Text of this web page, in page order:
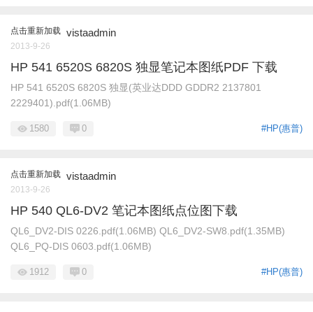
点击重新加载 vistaadmin
2013-9-26
HP 541 6520S 6820S 独显笔记本图纸PDF 下载
HP 541 6520S 6820S 独显(英业达DDD GDDR2 2137801
2229401).pdf(1.06MB)
#HP(惠普)
1580 0
点击重新加载 vistaadmin
2013-9-26
HP 540 QL6-DV2 笔记本图纸点位图下载
QL6_DV2-DIS 0226.pdf(1.06MB) QL6_DV2-SW8.pdf(1.35MB)
QL6_PQ-DIS 0603.pdf(1.06MB)
#HP(惠普)
1912 0